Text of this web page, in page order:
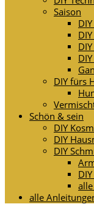
Saison
DIY fürs
Schön & sein
DIY
DIY
DIY
alle